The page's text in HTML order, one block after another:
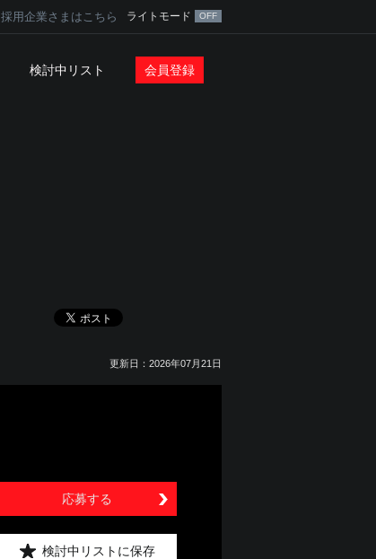
採用企業さまはこちら ライトモード
検討中リスト 会員登録
更新日：2026年07月21日
応募する
検討中リストに保存